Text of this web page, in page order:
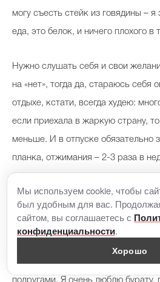
могу съесть стейк из говядины – я
еда, это белок, и ничего плохого в
Нужно слушать себя и свои
на «нет», тогда да, стараюсь себя
отдыхе, кстати, всегда худею:
если приехала в жаркую страну, то
меньше. И в отпуске обязательно
планка, отжимания – 2-3 раза в
О любимом
подругами. Я очень люблю бурату,
Мы используем cookie, чтобы
был удобным для вас.
сайтом, вы соглашаетесь с
конфиденциальности.
Хорошо